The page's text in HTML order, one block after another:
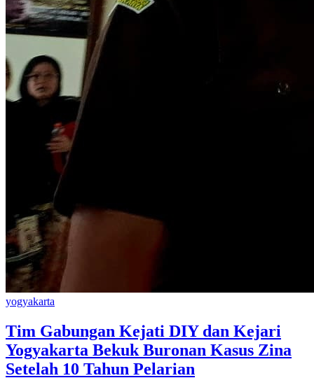
yogyakarta
Tim Gabungan Kejati DIY dan Kejari
Yogyakarta Bekuk Buronan Kasus Zina
Setelah 10 Tahun Pelarian